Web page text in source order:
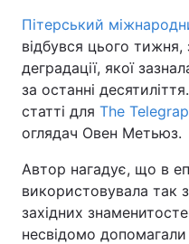
Пітерський
відбувся цього тижня,
деградації, якої
за останні
статті для The
оглядач Овен Метьюз.
Автор нагадує, що в
використовувала так
західних
несвідомо